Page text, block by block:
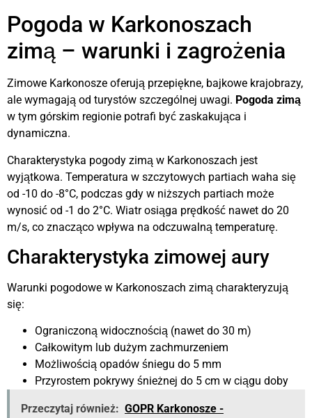
Pogoda w Karkonoszach
zimą – warunki i zagrożenia
Zimowe Karkonosze oferują przepiękne, bajkowe krajobrazy,
ale wymagają od turystów szczególnej uwagi. Pogoda zimą
w tym górskim regionie potrafi być zaskakująca i
dynamiczna.
Charakterystyka pogody zimą w Karkonoszach jest
wyjątkowa. Temperatura w szczytowych partiach waha się
od -10 do -8°C, podczas gdy w niższych partiach może
wynosić od -1 do 2°C. Wiatr osiąga prędkość nawet do 20
m/s, co znacząco wpływa na odczuwalną temperaturę.
Charakterystyka zimowej aury
Warunki pogodowe w Karkonoszach zimą charakteryzują
się:
Ograniczoną widocznością (nawet do 30 m)
Całkowitym lub dużym zachmurzeniem
Możliwością opadów śniegu do 5 mm
Przyrostem pokrywy śnieżnej do 5 cm w ciągu doby
Przeczytaj również: GOPR Karkonosze -